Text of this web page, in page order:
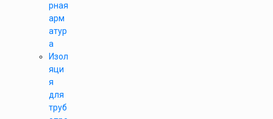
рная
арм
атур
а
Изол
яци
я
для
труб